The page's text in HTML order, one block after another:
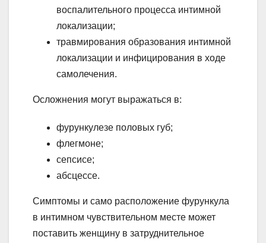
воспалительного процесса интимной
локализации;
травмирования образования интимной
локализации и инфицирования в ходе
самолечения.
Осложнения могут выражаться в:
фурункулезе половых губ;
флегмоне;
сепсисе;
абсцессе.
Симптомы и само расположение фурункула
в интимном чувствительном месте может
поставить женщину в затруднительное